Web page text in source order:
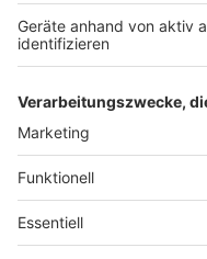
powered
dem neuen Album
Anzeige